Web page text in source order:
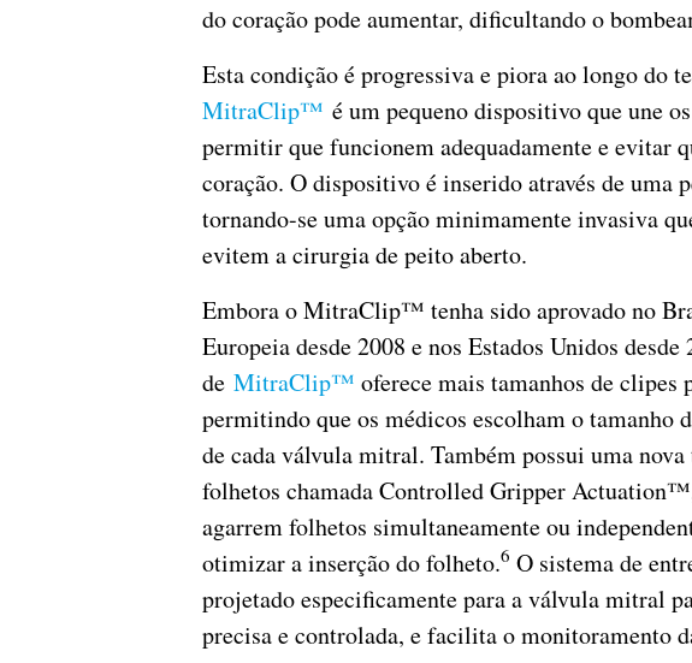
do coração pode aumentar, dificultando o
Esta condição é progressiva e piora ao longo do
MitraClip™ é um pequeno dispositivo que une
permitir que funcionem adequadamente e evitar
coração. O dispositivo é inserido através de uma
tornando-se uma opção minimamente invasiva
evitem a cirurgia de peito aberto.
Embora o MitraClip™ tenha sido aprovado no
Europeia desde 2008 e nos Estados Unidos desde
de MitraClip™ oferece mais tamanhos de clipes
permitindo que os médicos escolham o tamanho
de cada válvula mitral. Também possui uma
folhetos chamada Controlled Gripper
agarrem folhetos simultaneamente ou
otimizar a inserção do folheto.6 O sistema de
projetado especificamente para a válvula mitral
precisa e controlada, e facilita o monitoramento